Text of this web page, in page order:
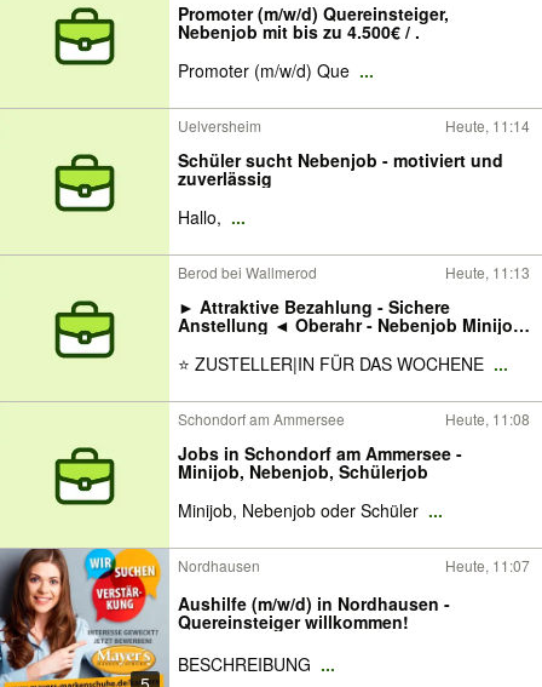
Promoter (m/w/d) Quereinsteiger,
Nebenjob mit bis zu 4.500€ / .
Promoter (m/w/d) Que ...
Uelversheim Heute, 11:14
Schüler sucht Nebenjob - motiviert und
zuverlässig
Hallo, ...
Berod bei Wallmerod Heute, 11:13
► Attraktive Bezahlung - Sichere
Anstellung ◄ Oberahr - Nebenjob Minijob
Zeitungszusteller/in - Zeitung austragen
Nebenjob Minijob Beschäftigung Job
⭐ ZUSTELLER|IN FÜR DAS WOCHENE ...
Schondorf am Ammersee Heute, 11:08
Jobs in Schondorf am Ammersee -
Minijob, Nebenjob, Schülerjob
Minijob, Nebenjob oder Schüler ...
Nordhausen Heute, 11:07
Aushilfe (m/w/d) in Nordhausen -
Quereinsteiger willkommen!
BESCHREIBUNG ...